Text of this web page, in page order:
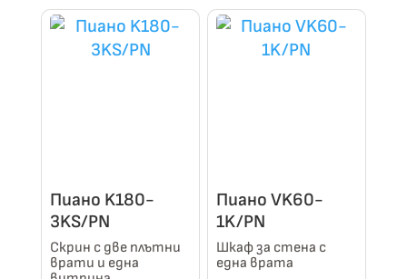
Пиано K180-
3KS/PN
Скрин с две плътни
врати и една
Пиано VK60-
1K/PN
Шкаф за стена с
една врата